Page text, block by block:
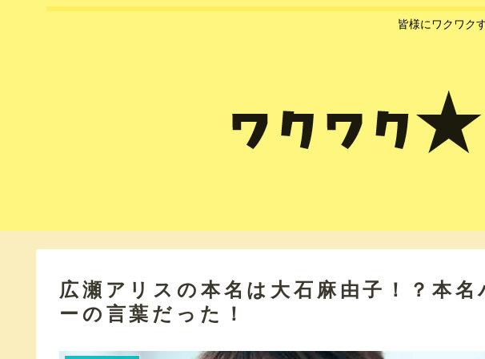
皆様にワクワク
広瀬アリスの本名は大石麻由子！？本
ーの言葉だった！